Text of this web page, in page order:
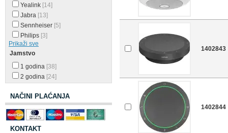
Yealink [14]
Jabra [13]
Sennheiser [5]
Philips [3]
Prikaži sve
Jamstvo
1 godina [38]
2 godina [24]
NAČINI PLAĆANJA
KONTAKT
1402843
1402844